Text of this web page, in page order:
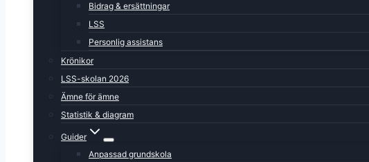
Bidrag & ersättningar
LSS
Personlig assistans
Krönikor
LSS-skolan 2026
Ämne för ämne
Statistik & diagram
Guider
Anpassad grundskola